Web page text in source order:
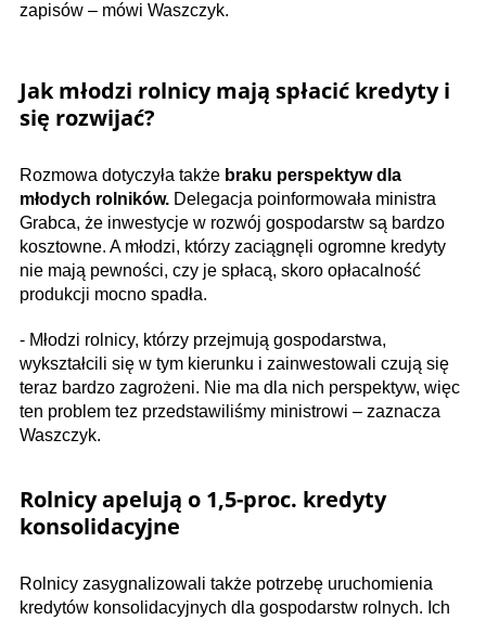
zapisów – mówi Waszczyk.
Jak młodzi rolnicy mają spłacić kredyty i
się rozwijać?
Rozmowa dotyczyła także braku perspektyw dla
młodych rolników. Delegacja poinformowała ministra
Grabca, że inwestycje w rozwój gospodarstw są bardzo
kosztowne. A młodzi, którzy zaciągnęli ogromne kredyty
nie mają pewności, czy je spłacą, skoro opłacalność
produkcji mocno spadła.
- Młodzi rolnicy, którzy przejmują gospodarstwa,
wykształcili się w tym kierunku i zainwestowali czują się
teraz bardzo zagrożeni. Nie ma dla nich perspektyw, więc
ten problem tez przedstawiliśmy ministrowi – zaznacza
Waszczyk.
Rolnicy apelują o 1,5-proc. kredyty
konsolidacyjne
Rolnicy zasygnalizowali także potrzebę uruchomienia
kredytów konsolidacyjnych dla gospodarstw rolnych. Ich